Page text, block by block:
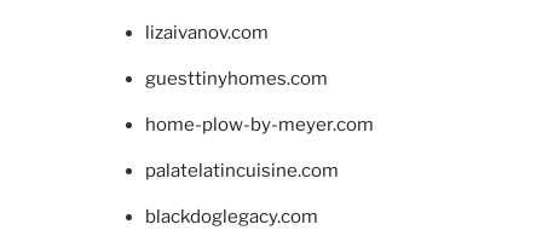
lizaivanov.com
guesttinyhomes.com
home-plow-by-meyer.com
palatelatincuisine.com
blackdoglegacy.com